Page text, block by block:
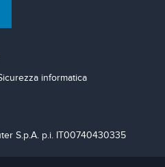
informatica
S.p.A. p.i. IT00740430335